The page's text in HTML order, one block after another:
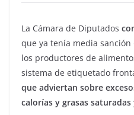
La Cámara de Diputados
que ya tenía media
los productores de
sistema de etiquetado
que adviertan sobre
calorías y grasas